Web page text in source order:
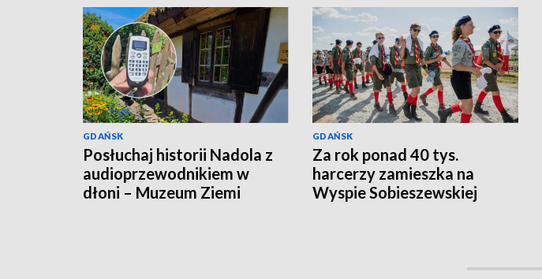
GDAŃSK
Posłuchaj historii Nadola z
audioprzewodnikiem w
dłoni – Muzeum Ziemi
GDAŃSK
Za rok ponad 40 tys.
harcerzy zamieszka na
Wyspie Sobieszewskiej